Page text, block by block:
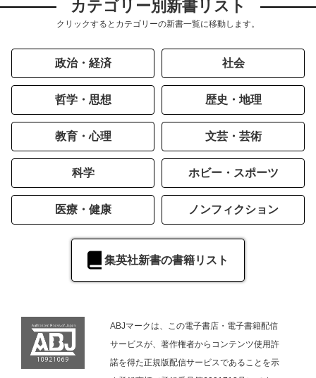
カテゴリー別新書リスト
クリックするとカテゴリーの新書一覧に移動します。
政治・経済 社会
哲学・思想 歴史・地理
教育・心理 文芸・芸術
科学 ホビー・スポーツ
医療・健康 ノンフィクション
集英社新書の書籍リスト
ABJマークは、この電子書店・電子書籍配信
サービスが、著作権者からコンテンツ使用許
諾を得た正規版配信サービスであることを示